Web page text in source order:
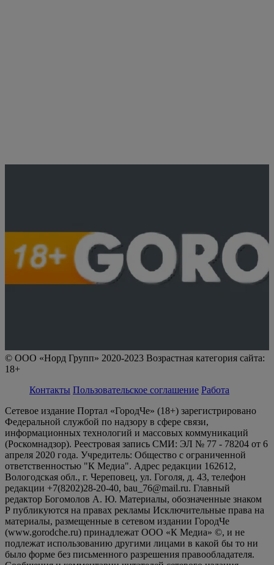
© ООО «Норд Групп» 2020-2023 Возрастная категория сайта:
18+
Контакты Пользовательское соглашение Работа
Сетевое издание Портал «ГородЧе» (18+) зарегистрировано
Федеральной службой по надзору в сфере связи,
информационных технологий и массовых коммуникаций
(Роскомнадзор). Реестровая запись СМИ: ЭЛ № 77 - 78204 от 6
апреля 2020 года. Учредитель: Общество с ограниченной
ответственностью "К Медиа". Адрес редакции 162612,
Вологодская обл., г. Череповец, ул. Гоголя, д. 43, телефон
редакции +7(8202)28-20-40, bau_76@mail.ru. Главный
редактор Богомолов А. Ю. Материалы, обозначенные знаком
Р публикуются на правах рекламы Исключительные права на
материалы, размещенные в сетевом издании ГородЧе
(www.gorodche.ru) принадлежат ООО «К Медиа» ©, и не
подлежат использованию другими лицами в какой бы то ни
было форме без письменного разрешения правообладателя.